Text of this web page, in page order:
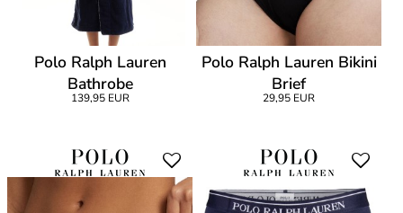
Polo Ralph Lauren
Bathrobe
139,95 EUR
Polo Ralph Lauren Bikini
Brief
29,95 EUR